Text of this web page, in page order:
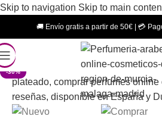
Skip to navigation Skip to main
🚚 Envío gratis a partir de 50€ | 💳
-30%